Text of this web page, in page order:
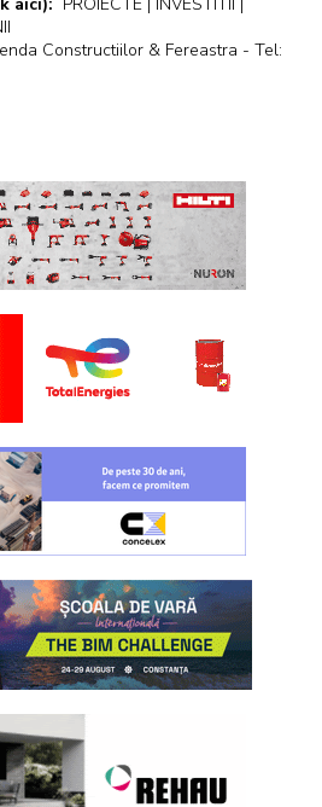
Constructiilor & Fereastra - Tel: